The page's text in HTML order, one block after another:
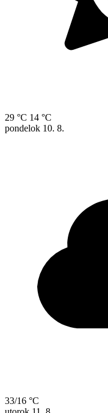
29 °C 14 °C
pondelok 10. 8.
33/16 °C